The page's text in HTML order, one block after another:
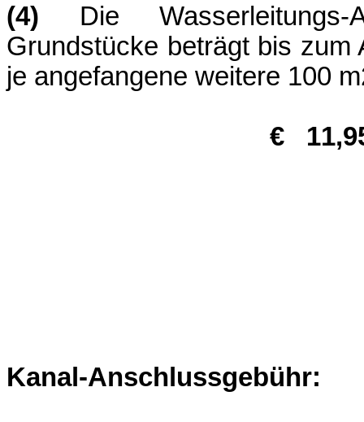
(4) Die Wasserleitungs-
Grundstücke beträgt bis
je angefangene weitere 100
€
Kanal-Anschlussgebühr: